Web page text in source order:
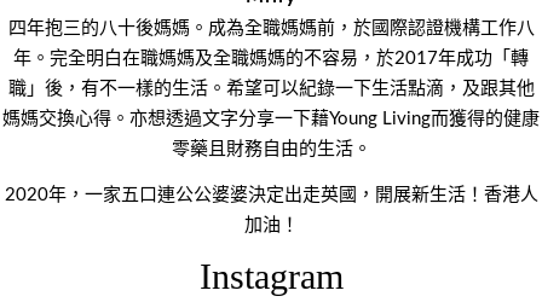
四年抱三的八十後媽媽。成為全職媽媽前，於國際認證機構工作八
年。完全明白在職媽媽及全職媽媽的不容易，於2017年成功「轉
職」後，有不一樣的生活。希望可以紀錄一下生活點滴，及跟其他
媽媽交換心得。亦想透過文字分享一下藉Young Living而獲得的健康
零藥且財務自由的生活。
2020年，一家五口連公公婆婆決定出走英國，開展新生活！香港人
加油！
Instagram